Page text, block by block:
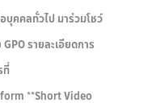
บุคคลทั่วไป มาร่วมโชว์
รายละเอียดการ
ที่
**Short Video